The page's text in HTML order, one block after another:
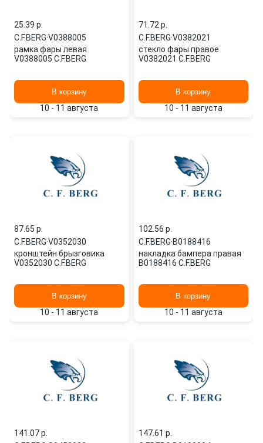
25.39 p.
C.F.BERG·V0388005
рамка фары левая
V0388005 C.F.BERG
В корзину
10 - 11 августа
71.72 p.
C.F.BERG·V0382021
стекло фары правое
V0382021 C.F.BERG
В корзину
10 - 11 августа
87.65 p.
C.F.BERG·V0352030
кронштейн брызговика
V0352030 C.F.BERG
В корзину
10 - 11 августа
102.56 p.
C.F.BERG·B0188416
накладка бампера правая
B0188416 C.F.BERG
В корзину
10 - 11 августа
141.07 p.
147.61 p.